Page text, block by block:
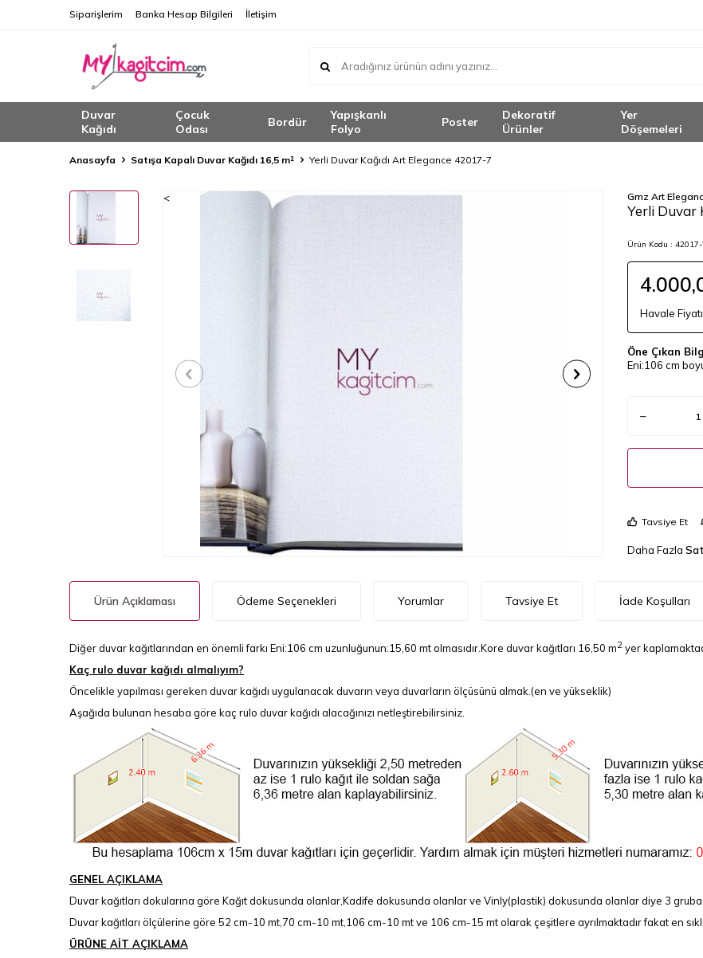
Siparişlerim Banka Hesap Bilgileri İletişim
Duvar
Kağıdı
Çocuk
Odası
Bordür
Yapışkanlı
Folyo
Poster
Dekoratif
Ürünler
Yer
Döşemeleri
Anasayfa Satışa Kapalı Duvar Kağıdı 16,5 m² Yerli Duvar Kağıdı Art Elegance 42017-7
< Gmz Art
Yerli Duvar
Ürün Kodu :
Havale
Öne Çıkan
Eni:106 cm
Tavsiye Et
Daha Fazla
Ürün Açıklaması Ödeme Seçenekleri Yorumlar Tavsiye Et İade Koşulları
Diğer duvar kağıtlarından en önemli farkı Eni:106 cm uzunluğunun:15,60 mt olmasıdır.Kore duvar kağıtları 16,50 m2 yer
Kaç rulo duvar kağıdı almalıyım?
Öncelikle yapılması gereken duvar kağıdı uygulanacak duvarın veya duvarların ölçüsünü almak.(en ve yükseklik)
Aşağıda bulunan hesaba göre kaç rulo duvar kağıdı alacağınızı netleştirebilirsiniz.
GENEL AÇIKLAMA
Duvar kağıtları dokularına göre Kağıt dokusunda olanlar,Kadife dokusunda olanlar ve Vinly(plastik) dokusunda olanlar diye 3 gruba
Duvar kağıtları ölçülerine göre 52 cm-10 mt,70 cm-10 mt,106 cm-10 mt ve 106 cm-15 mt olarak çeşitlere ayrılmaktadır fakat en
ÜRÜNE AİT AÇIKLAMA